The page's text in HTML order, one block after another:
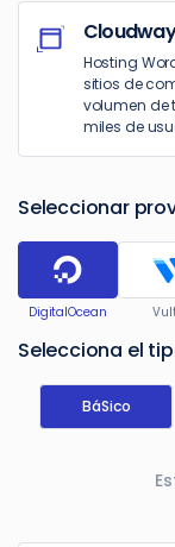
Hosting
sitios de
volumen de
miles de
Seleccionar
DigitalOcean
Selecciona el
BáSico